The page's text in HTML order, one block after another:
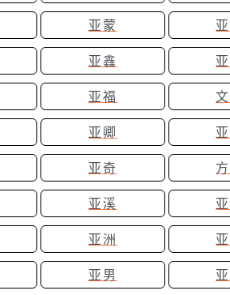
亚蒙
亚鑫
亚福
亚卿
亚奇
亚溪
亚洲
亚男